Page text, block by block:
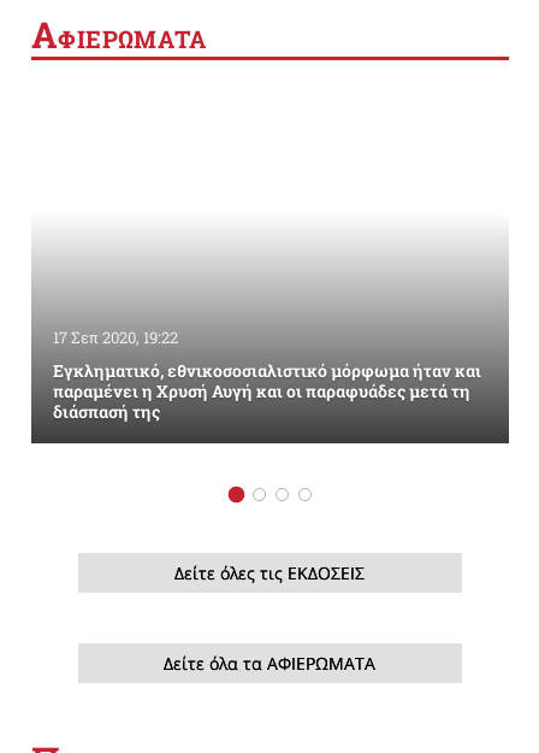
ΑΦΙΕΡΩΜΑΤΑ
17 Σεπ 2020, 19:22
Εγκληματικό, εθνικοσοσιαλιστικό μόρφωμα ήταν και
παραμένει η Χρυσή Αυγή και οι παραφυάδες μετά τη
διάσπασή της
Δείτε όλες τις ΕΚΔΟΣΕΙΣ
Δείτε όλα τα ΑΦΙΕΡΩΜΑΤΑ